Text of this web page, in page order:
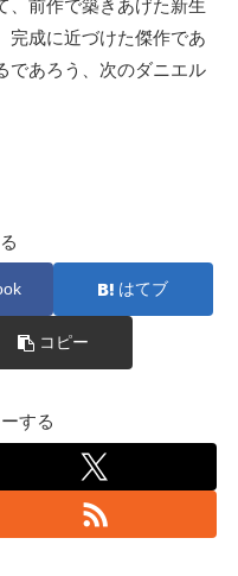
前作で築きあげた新生
完成に近づけた傑作であ
であろう、次のダニエル
はてブ
コピー
する